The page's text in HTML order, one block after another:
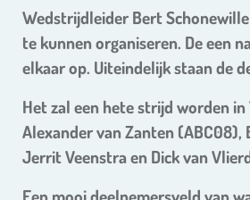
Wedstrijdleider Bert
te kunnen organiseren. De een
elkaar op. Uiteindelijk staan de
Het zal een hete strijd worden
Alexander van Zanten (ABC08),
Jerrit Veenstra en Dick van
Een mooi deelnemersveld van